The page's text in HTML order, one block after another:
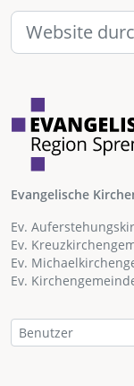
Evangelische
Ev.
Ev.
Ev.
Ev.